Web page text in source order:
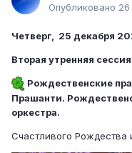
Опубликовано
Четверг, 25 декабря
Вторая утренняя сессия
Рождественские
Прашанти.
оркестра.
Счастливого Рождества